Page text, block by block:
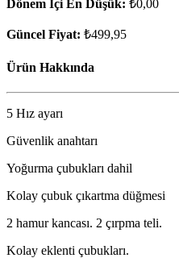
Dönem İçi En Düşük: ₺0,00
Güncel Fiyat: ₺499,95
Ürün Hakkında
5 Hız ayarı
Güvenlik anahtarı
Yoğurma çubukları dahil
Kolay çubuk çıkartma düğmesi
2 hamur kancası. 2 çırpma teli.
Kolay eklenti çubukları.